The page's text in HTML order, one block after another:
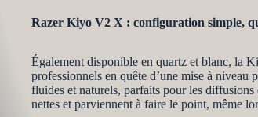
Razer Kiyo V2 X : configuration simple,
Également disponible en quartz et blanc, la
professionnels en quête d’une mise à niveau
fluides et naturels, parfaits pour les
nettes et parviennent à faire le point, même